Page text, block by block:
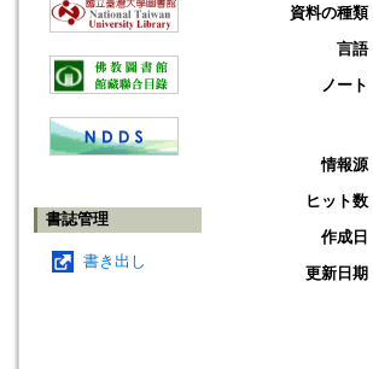
書誌管理
書き出し
資料の種類
言語
ノート
情報源
ヒット数
作成日
更新日期